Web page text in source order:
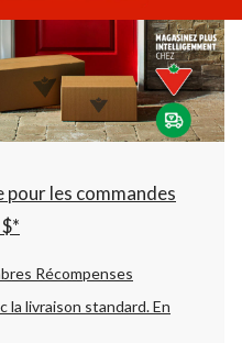
AB,
Ouvert,
Fermeture
à
22:00
changerles commandes
Récompenses
la livraison standard.En